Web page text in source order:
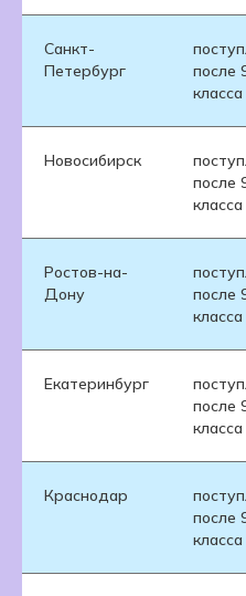
Санкт-
Петербург
после
класса
Новосибирск
после
класса
Ростов-на-
Дону
после
класса
Екатеринбург
после
класса
Краснодар
после
класса